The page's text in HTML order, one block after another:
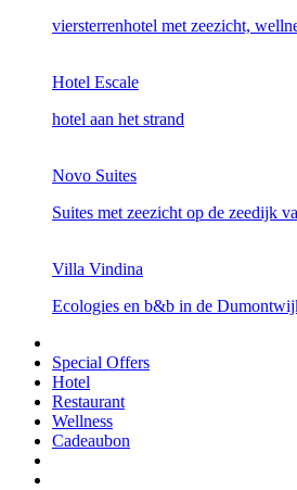
viersterrenhotel met zeezicht,
Hotel Escale
hotel aan het strand
Novo Suites
Suites met zeezicht op de zeedijk
Villa Vindina
Ecologies en b&b in de
Special Offers
Hotel
Restaurant
Wellness
Cadeaubon